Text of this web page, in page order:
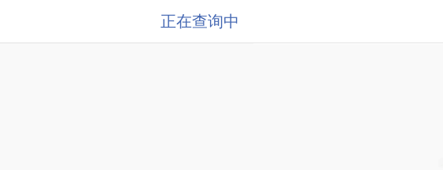
正在查询中